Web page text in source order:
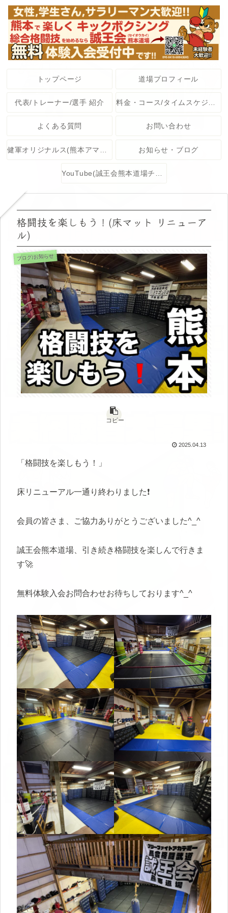
トップページ 道場プロフィール
代表/トレーナー/選手 紹介
よくある質問 お問い合わせ
お知らせ・ブログ
YouTube(誠王会熊本道場チャンネル)
格闘技を楽しもう！(床マット リニューア
ル)
ブログ/お知らせ
コピー
2025.04.13
「格闘技を楽しもう！」
床リニューアル一通り終わりました❗️
会員の皆さま、ご協力ありがとうございました^_^
誠王会熊本道場、引き続き格闘技を楽しんで行きま
す🚀
無料体験入会お問合わせお待ちしております^_^